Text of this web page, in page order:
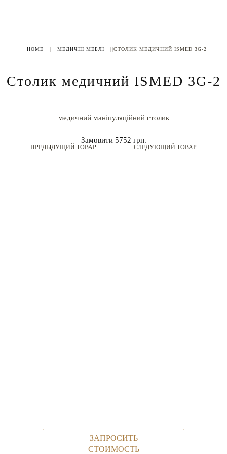
HOME | МЕДИЧНІ МЕБЛІ ||СТОЛИК МЕДИЧНИЙ ISMED 3G-2
Столик медичний ISMED 3G-2
ЗАПРОСИТЬ
СТОИМОСТЬ
ПРЕДЫДУЩИЙ ТОВАР СЛЕДУЮЩИЙ ТОВАР
медичний маніпуляційний столик
Замовити 5752 грн.